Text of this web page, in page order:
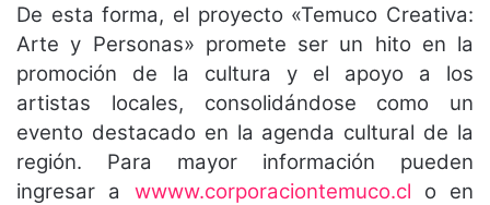
De esta forma, el proyecto «Temuco Creativa:
Arte y Personas» promete ser un hito en la
promoción de la cultura y el apoyo a los
artistas locales, consolidándose como un
evento destacado en la agenda cultural de la
región. Para mayor información pueden
ingresar a wwww.corporaciontemuco.cl o en